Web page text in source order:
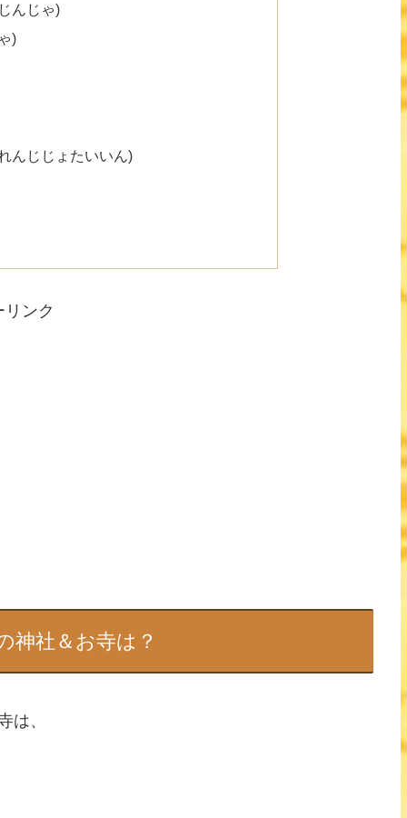
んじゃ)
)
んじじょたいいん)
ンク
神社＆お寺は？
は、